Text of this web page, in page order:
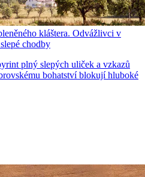
kláštera. Odvážlivci v
chodby
plný slepých uliček a vzkazů
bohatství blokují hluboké